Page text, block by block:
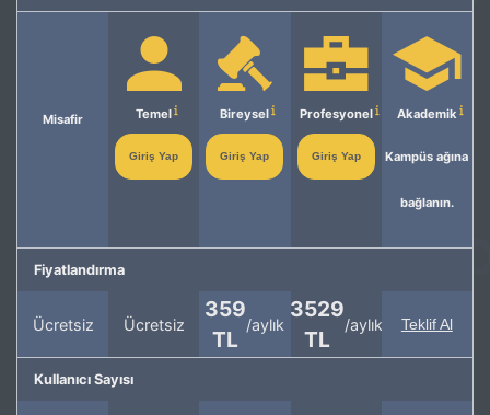
Misafir Temel
Giriş Yap
Bireysel
Giriş Yap
Profesyonel
Giriş Yap
Akademik
Kampüs ağına
bağlanın.
Fiyatlandırma
Ücretsiz Ücretsiz
359
TL
/aylık
3529
TL
/aylık Teklif Al
Kullanıcı Sayısı